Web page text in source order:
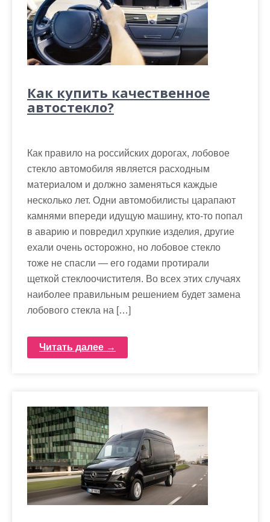
Как купить качественное
автостекло?
Как правило на российских дорогах, лобовое
стекло автомобиля является расходным
материалом и должно заменяться каждые
несколько лет. Одни автомобилисты царапают
камнями впереди идущую машину, кто-то попал
в аварию и повредил хрупкие изделия, другие
ехали очень осторожно, но лобовое стекло
тоже не спасли — его годами протирали
щеткой стеклоочистителя. Во всех этих случаях
наиболее правильным решением будет замена
лобового стекла на […]
Читать далее →